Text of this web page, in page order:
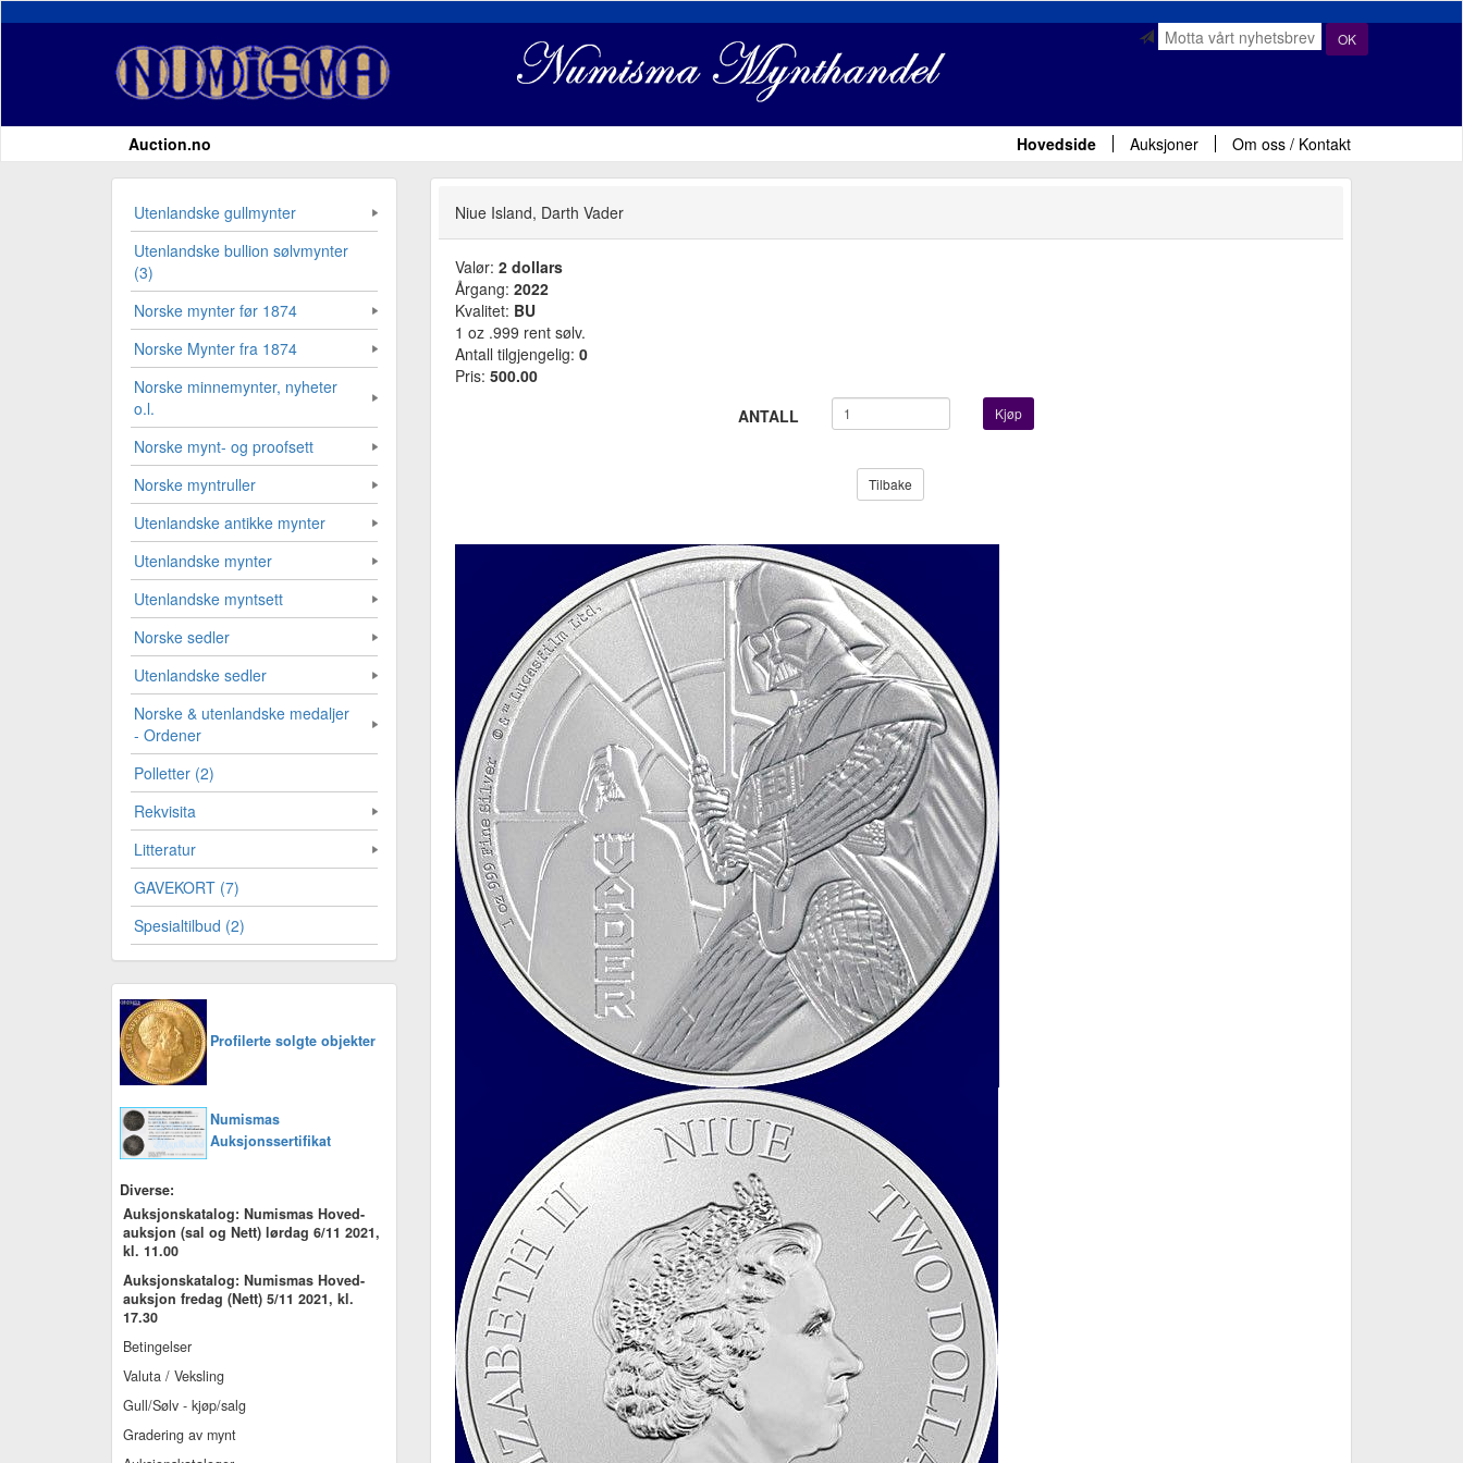
OK
Auction.no Hovedside Auksjoner Om oss / Kontakt
Utenlandske gullmynter
Utenlandske bullion sølvmynter
(3)
Norske mynter før 1874
Norske Mynter fra 1874
Norske minnemynter, nyheter
o.l.
Norske mynt- og proofsett
Norske myntruller
Utenlandske antikke mynter
Utenlandske mynter
Utenlandske myntsett
Norske sedler
Utenlandske sedler
Norske & utenlandske medaljer
- Ordener
Polletter (2)
Rekvisita
Litteratur
GAVEKORT (7)
Spesialtilbud (2)
Profilerte solgte objekter
Numismas
Auksjonssertifikat
Diverse:
Auksjonskatalog: Numismas Hoved-
auksjon (sal og Nett) lørdag 6/11 2021,
kl. 11.00
Auksjonskatalog: Numismas Hoved-
auksjon fredag (Nett) 5/11 2021, kl.
17.30
Betingelser
Valuta / Veksling
Gull/Sølv - kjøp/salg
Gradering av mynt
Niue Island, Darth Vader
Valør: 2 dollars
Årgang: 2022
Kvalitet: BU
1 oz .999 rent sølv.
Antall tilgjengelig: 0
Pris: 500.00
ANTALL
Kjøp
Tilbake